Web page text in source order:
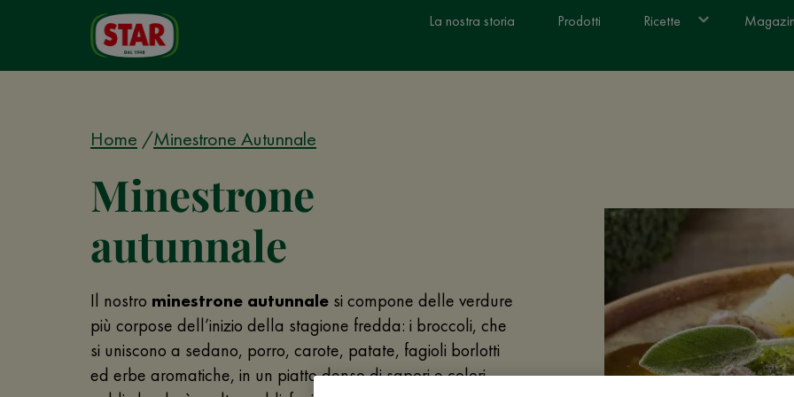
La nostra storia Prodotti Ricette
Home Minestrone Autunnale
Minestrone
autunnale
Il nostro minestrone autunnale si compone delle verdure
più corpose dell’inizio della stagione fredda: i broccoli, che
si uniscono a sedano, porro, carote, patate, fagioli borlotti
ed erbe aromatiche, in un piatto denso di sapori e colori